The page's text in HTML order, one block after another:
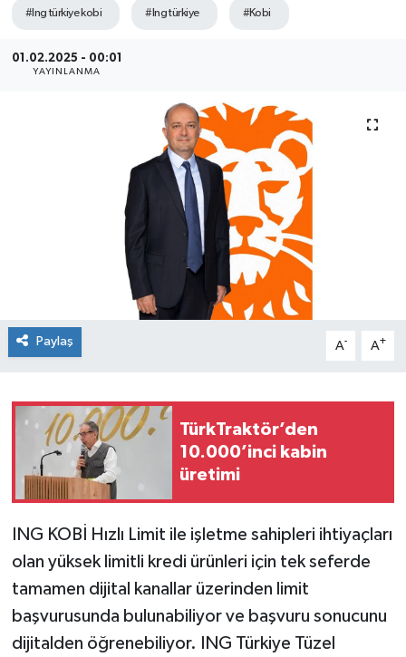
#Ing türkiye kobi #Ing türkiye #Kobi
01.02.2025 - 00:01
YAYINLANMA
Paylaş A- A+
TürkTraktör’den
10.000’inci kabin
üretimi
ING KOBİ Hızlı Limit ile işletme sahipleri ihtiyaçları
olan yüksek limitli kredi ürünleri için tek seferde
tamamen dijital kanallar üzerinden limit
başvurusunda bulunabiliyor ve başvuru sonucunu
dijitalden öğrenebiliyor. ING Türkiye Tüzel